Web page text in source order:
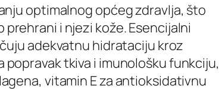
optimalnog općeg zdravlja, što
i njezi kože. Esencijalni
adekvatnu hidrataciju kroz
tkiva i imunološku funkciju,
vitamin E za antioksidativnu